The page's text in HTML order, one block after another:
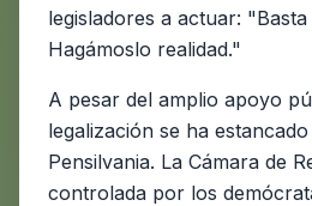
legisladores a actuar: "Basta
Hagámoslo realidad."
A pesar del amplio apoyo
legalización se ha
Pensilvania. La Cámara de
controlada por los